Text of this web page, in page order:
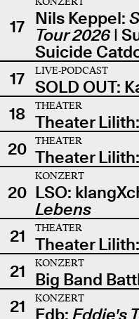
17 Nils Keppel:
Tour 2026|
Suicide
17
LIVE-PODCAST
SOLD OUT:
18
THEATER
Theater Lilith:
20
THEATER
Theater Lilith:
20
KONZERT
LSO:
Lebens
21
THEATER
Theater Lilith:
21
KONZERT
Big Band
21
KONZERT
Edb: Eddie's